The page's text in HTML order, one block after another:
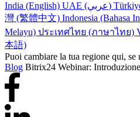
India (English)
UAE (عربي)
灣 (繁體中文) Indonesia (Bahasa
Melayu) ประเทศไทย (ภาษาไทย)
本語)
Puoi cambiare la tua regione qui, se
Blog Bitrix24 Webinar: